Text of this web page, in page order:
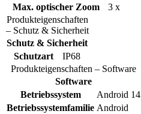
Max. optischer Zoom
3 x
Produkteigenschaften
– Schutz & Sicherheit
Schutz & Sicherheit
Schutzart
IP68
Produkteigenschaften – Software
Software
Betriebssystem
Android 14
Betriebssystemfamilie Android